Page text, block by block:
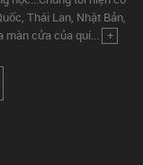
Thái Lan, Nhật Bản,
màn cửa của quí... +